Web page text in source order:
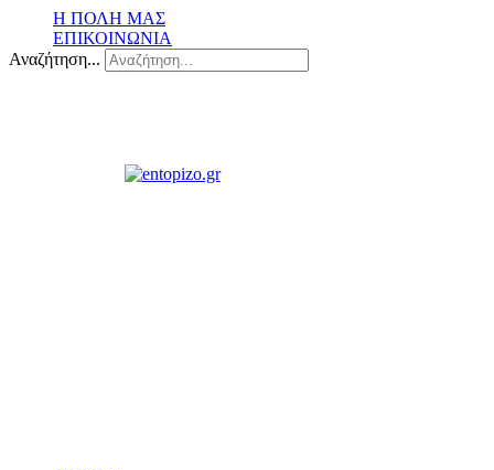
Η ΠΟΛΗ ΜΑΣ
ΕΠΙΚΟΙΝΩΝΙΑ
Αναζήτηση...